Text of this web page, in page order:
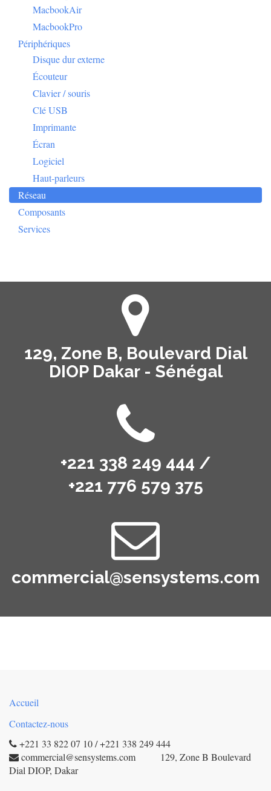
MacbookAir
MacbookPro
Périphériques
Disque dur externe
Écouteur
Clavier / souris
Clé USB
Imprimante
Écran
Logiciel
Haut-parleurs
Réseau
Composants
Services
129, Zone B, Boulevard Dial
DIOP Dakar - Sénégal
+221 338 249 444 /
+221 776 579 375
commercial@sensystems.com
Accueil
Contactez-nous
+221 33 822 07 10 / +221 338 249 444
commercial@sensystems.com 129, Zone B Boulevard
Dial DIOP, Dakar